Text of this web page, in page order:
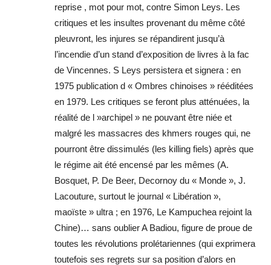
reprise , mot pour mot, contre Simon Leys. Les
critiques et les insultes provenant du même côté
pleuvront, les injures se répandirent jusqu’à
l’incendie d’un stand d’exposition de livres à la fac
de Vincennes. S Leys persistera et signera : en
1975 publication d « Ombres chinoises » rééditées
en 1979. Les critiques se feront plus atténuées, la
réalité de l »archipel » ne pouvant être niée et
malgré les massacres des khmers rouges qui, ne
pourront être dissimulés (les killing fiels) après que
le régime ait été encensé par les mêmes (A.
Bosquet, P. De Beer, Decornoy du « Monde », J.
Lacouture, surtout le journal « Libération »,
maoïste » ultra ; en 1976, Le Kampuchea rejoint la
Chine)… sans oublier A Badiou, figure de proue de
toutes les révolutions prolétariennes (qui exprimera
toutefois ses regrets sur sa position d’alors en